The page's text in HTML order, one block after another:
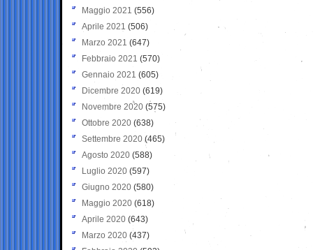
Maggio 2021 (556)
Aprile 2021 (506)
Marzo 2021 (647)
Febbraio 2021 (570)
Gennaio 2021 (605)
Dicembre 2020 (619)
Novembre 2020 (575)
Ottobre 2020 (638)
Settembre 2020(465)
Agosto 2020 (588)
Luglio 2020 (597)
Giugno 2020 (580)
Maggio 2020 (618)
Aprile 2020 (643)
Marzo 2020 (437)